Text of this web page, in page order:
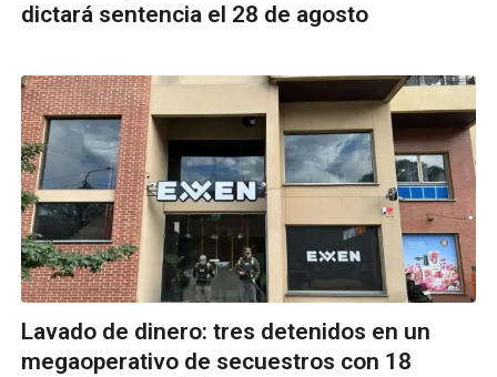
dictará sentencia el 28 de agosto
Lavado de dinero: tres detenidos en un
megaoperativo de secuestros con 18